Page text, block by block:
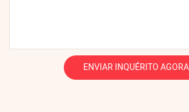
ENVIAR INQUÉRITO AGORA